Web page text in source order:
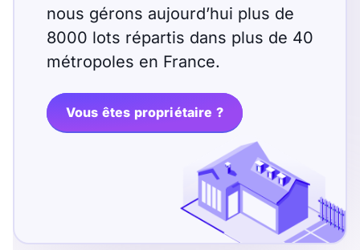
T3 T4 T5
T7 T8 T9
T13 T14 T15
m2
nous gérons aujourd’hui plus de
8000 lots répartis dans plus de 40
métropoles en France.
Vous êtes propriétaire ?